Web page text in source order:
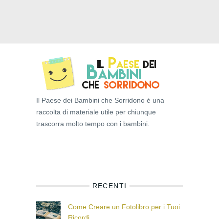
Il Paese dei Bambini che Sorridono è una
raccolta di materiale utile per chiunque
trascorra molto tempo con i bambini.
RECENTI
Come Creare un Fotolibro per i Tuoi